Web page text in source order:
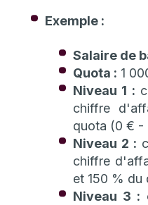
Exemple :
Salaire de
Quota : 1
Niveau 1 :
chiffre
quota (0 € -
Niveau 2 :
chiffre
et 150 % du
Niveau 3 :